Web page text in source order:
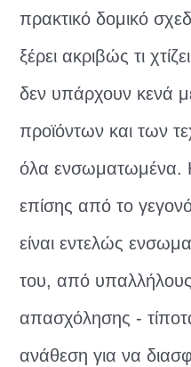
πρακτικό δομικό
ξέρει ακριβώς τι
δεν υπάρχουν κενά
προϊόντων και των
όλα ενσωματωμένα.
επίσης από το
είναι εντελώς
του, από
απασχόλησης -
ανάθεση για να